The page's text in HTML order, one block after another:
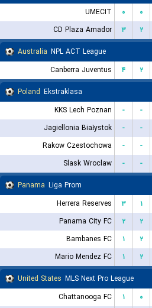
UMECIT
۰ ۰
CD Plaza Amador
۳ ۲
Australia NPL ACT League
Canberra Juventus
۴ ۲
Poland Ekstraklasa
KKS Lech Poznan
- -
Jagiellonia Białystok
- -
Rakow Czestochowa
- -
Slask Wroclaw
- -
Panama Liga Prom
Herrera Reserves
۳ ۱
Panama City FC
۲ ۲
Bambanes FC
۱ ۲
Mario Mendez FC
۱ ۲
United States MLS Next Pro League
Chattanooga FC
۱ ۰